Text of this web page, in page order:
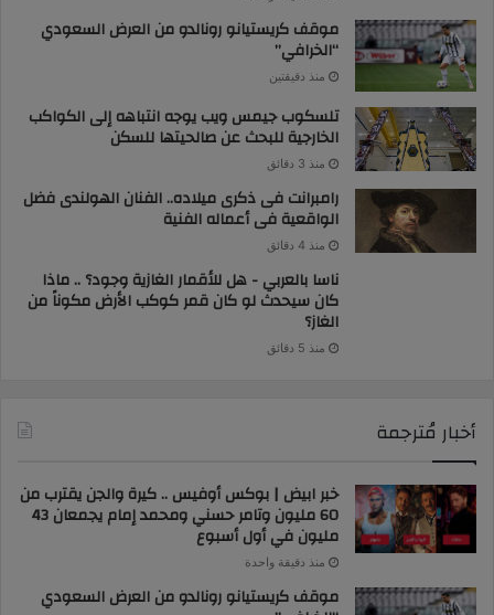
موقف كريستيانو رونالدو من العرض السعودي
“الخرافي”
منذ دقيقتين
تلسكوب جيمس ويب يوجه انتباهه إلى الكواكب
الخارجية للبحث عن صالحيتها للسكن
منذ 3 دقائق
رامبرانت فى ذكرى ميلاده.. الفنان الهولندى فضل
الواقعية فى أعماله الفنية
منذ 4 دقائق
ناسا بالعربي - هل للأقمار الغازية وجود؟ .. ماذا
كان سيحدث لو كان قمر كوكب الأرض مكوناً من
الغاز؟
منذ 5 دقائق
أخبار مُترجمة
خبر ابيض | بوكس أوفيس .. كيرة والجن يقترب من
60 مليون وتامر حسني ومحمد إمام يجمعان 43
مليون في أول أسبوع
منذ دقيقة واحدة
موقف كريستيانو رونالدو من العرض السعودي